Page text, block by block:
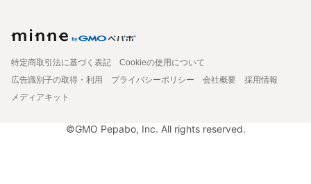
特定商取引法に基づく表記
Cookieの使用について
広告識別子の取得・利用
プライバシーポリシー 会社概要
採用情報
メディアキット
©GMO Pepabo, Inc. All rights reserved.